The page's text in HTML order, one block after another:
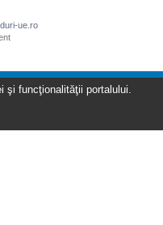
ue.ro
şi funcţionalităţii portalului.